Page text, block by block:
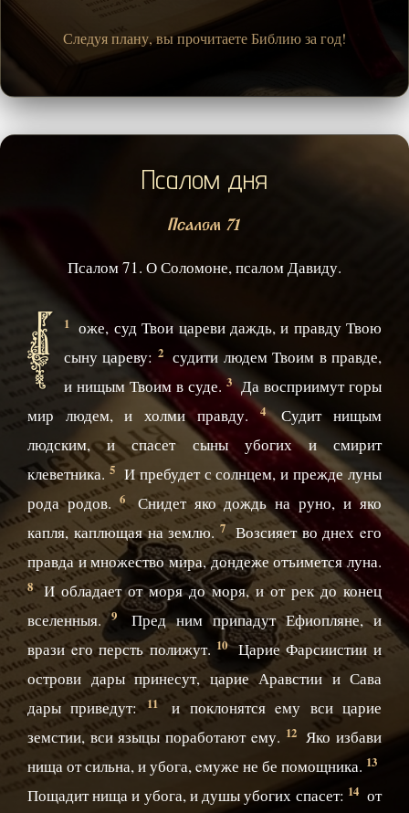
Следуя плану, вы прочитаете Библию за год!
Псалом дня
Псалом 71
Псалом 71. О Соломоне, псалом Давиду.
1
Б
оже, суд Твои цареви даждь, и правду Твою
сыну цареву: 2 судити людем Твоим в правде,
и нищым Твоим в суде. 3 Да восприимут горы
мир людем, и холми правду.4 Судит нищым
людским, и спасет сыны убогих и смирит
клеветника. 5 И пребудет с солнцем, и прежде луны
рода родов.6 Снидет яко дождь на руно, и яко
капля, каплющая на землю. 7 Возсияет во днех eго
правда и множество мира, дондеже отъимется луна.
8 И обладает от моря до моря, и от рек до конец
вселенныя.9
Пред ним припадут Ефиопляне, и
врази eго персть полижут. 10 Царие Фарсиистии и
острови дары принесут, царие Аравстии и Сава
дары приведут:
11
и поклонятся eму вси царие
земстии, вси языцы поработают eму. 12 Яко избави
нища от сильна, и убога, eмуже не бе помощника. 13
Пощадит нища и убога, и душы убогих спасет: 14 от